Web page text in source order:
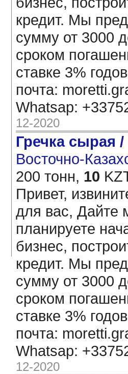
кредит. Мы
сумму от 3000
сроком
ставке 3%
почта:
Whatsap:
12-2020
Гречка сырая /
Восточно-
200 тонн, 10
Привет,
для вас, Дайте
планируете
бизнес,
кредит. Мы
сумму от 3000
сроком
ставке 3%
почта:
Whatsap:
12-2020